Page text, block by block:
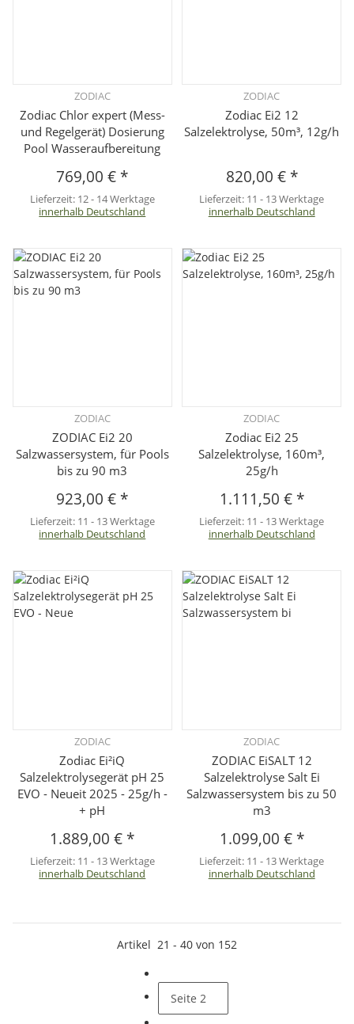
ZODIAC
Zodiac Chlor expert (Mess-
und Regelgerät) Dosierung
Pool Wasseraufbereitung
769,00 € *
Lieferzeit: 12 - 14 Werktage
innerhalb Deutschland
ZODIAC
Zodiac Ei2 12
Salzelektrolyse, 50m³, 12g/h
820,00 € *
Lieferzeit: 11 - 13 Werktage
innerhalb Deutschland
ZODIAC
ZODIAC Ei2 20
Salzwassersystem, für Pools
bis zu 90 m3
923,00 € *
Lieferzeit: 11 - 13 Werktage
innerhalb Deutschland
ZODIAC
Zodiac Ei2 25
Salzelektrolyse, 160m³,
25g/h
1.111,50 € *
Lieferzeit: 11 - 13 Werktage
innerhalb Deutschland
ZODIAC
Zodiac Ei²iQ
Salzelektrolysegerät pH 25
EVO - Neueit 2025 - 25g/h -
+ pH
1.889,00 € *
Lieferzeit: 11 - 13 Werktage
innerhalb Deutschland
ZODIAC
ZODIAC EiSALT 12
Salzelektrolyse Salt Ei
Salzwassersystem bis zu 50
m3
1.099,00 € *
Lieferzeit: 11 - 13 Werktage
innerhalb Deutschland
Artikel 21 - 40 von 152
Seite 2